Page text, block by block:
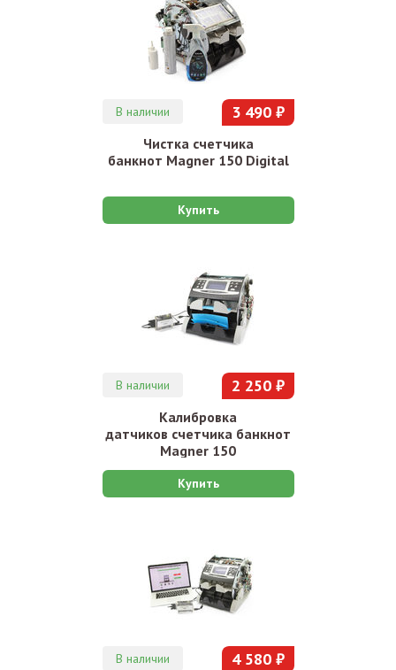
В наличии 3 490 ₽
Чистка счетчика
банкнот Magner 150 Digital
Купить
В наличии 2 250 ₽
Калибровка
датчиков счетчика банкнот
Magner 150
Купить
В наличии 4 580 ₽